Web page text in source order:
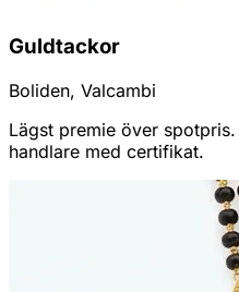
Guldtackor
Boliden, Valcambi
Lägst premie över
handlare med certifikat.